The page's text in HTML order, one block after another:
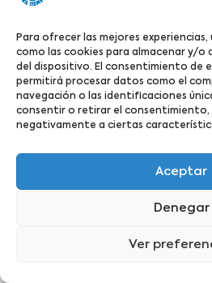
Para ofrecer las mejores
como las cookies para almacenar y/o
del dispositivo. El consentimiento de
permitirá procesar datos como el
navegación o las identificaciones
consentir o retirar el
negativamente a ciertas
Aceptar
Denegar
Ver